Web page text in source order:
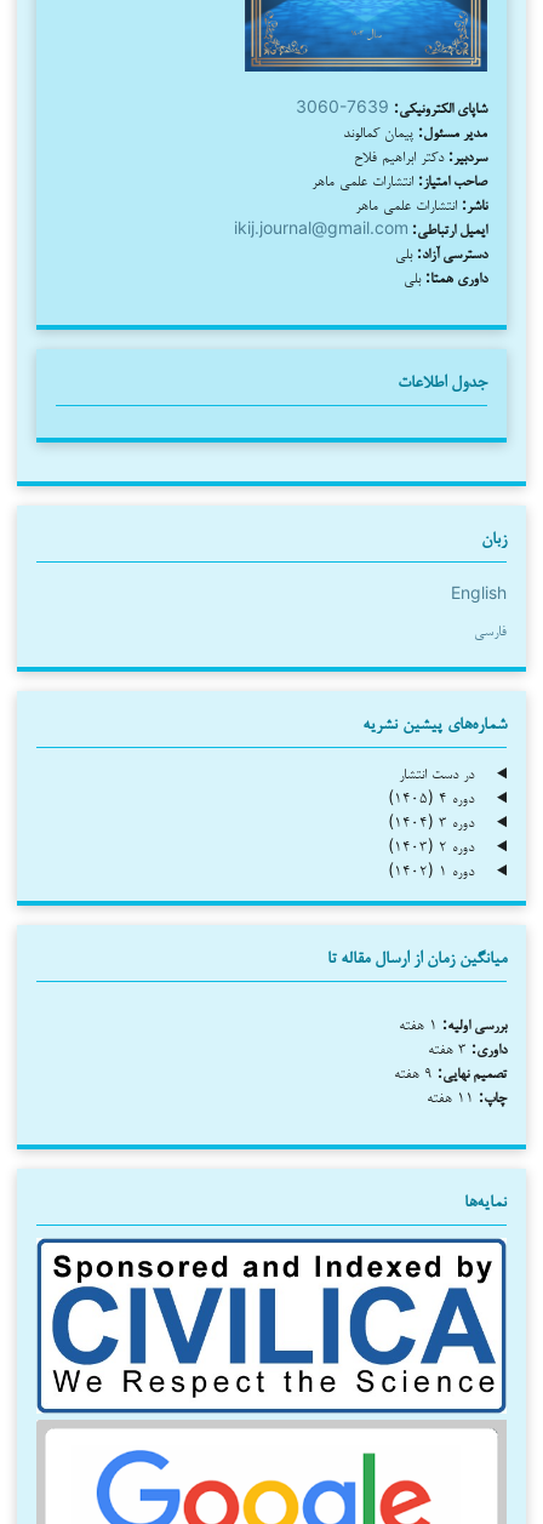
شاپای الکترونیکی: 3060-7639
مدیر مسئول: پیمان کمالوند
سردبیر: دکتر ابراهیم فلاح
صاحب امتیاز: انتشارات علمی ماهر
ناشر: انتشارات علمی ماهر
ایمیل ارتباطی: ikij.journal@gmail.com
دسترسی آزاد: بلی
داوری همتا: بلی
جدول اطلاعات
زبان
English
فارسی
شماره‌های پیشین نشریه
در دست انتشار
دوره ۴ (۱۴۰۵)
دوره ۳ (۱۴۰۴)
دوره ۲ (۱۴۰۳)
دوره ۱ (۱۴۰۲)
میانگین زمان از ارسال مقاله تا
بررسی اولیه:
داوری:
تصمیم نهایی:
چاپ:
نمایه‌ها